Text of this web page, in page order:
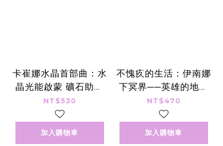
卡崔娜水晶首部曲：水
晶光能啟蒙 礦石助你
喚醒內在泉源
NT$530
加入購物車
不愧疚的生活：伊南娜
下冥界──英雄的地下
療癒旅程
NT$470
加入購物車